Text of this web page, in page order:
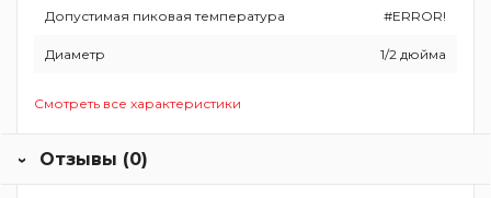
Допустимая пиковая температура #ERROR!
Диаметр 1/2 дюйма
Смотреть все характеристики
Отзывы (0)